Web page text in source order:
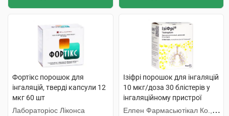
Фортікс порошок для
інгаляцій, тверді капсули 12
мкг 60 шт
Лабораторіос Ліконса
Ізіфрі порошок для інгаляцій
10 мкг/доза 30 блістерів у
інгаляційному пристрої
Елпенхалер 1 набір
Елпен Фармасьютікал Ко.,